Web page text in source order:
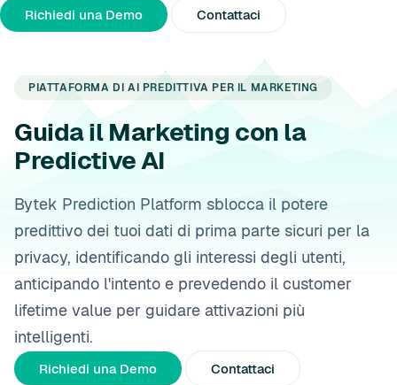
Chi Siamo Comunicati Stampa
Richiedi una Demo Contattaci
PIATTAFORMA DI AI PREDITTIVA PER IL MARKETING
Guida il Marketing con la
Predictive AI
Bytek Prediction Platform sblocca il potere
predittivo dei tuoi dati di prima parte sicuri per la
privacy, identificando gli interessi degli utenti,
anticipando l'intento e prevedendo il customer
lifetime value per guidare attivazioni più
intelligenti.
Richiedi una Demo Contattaci